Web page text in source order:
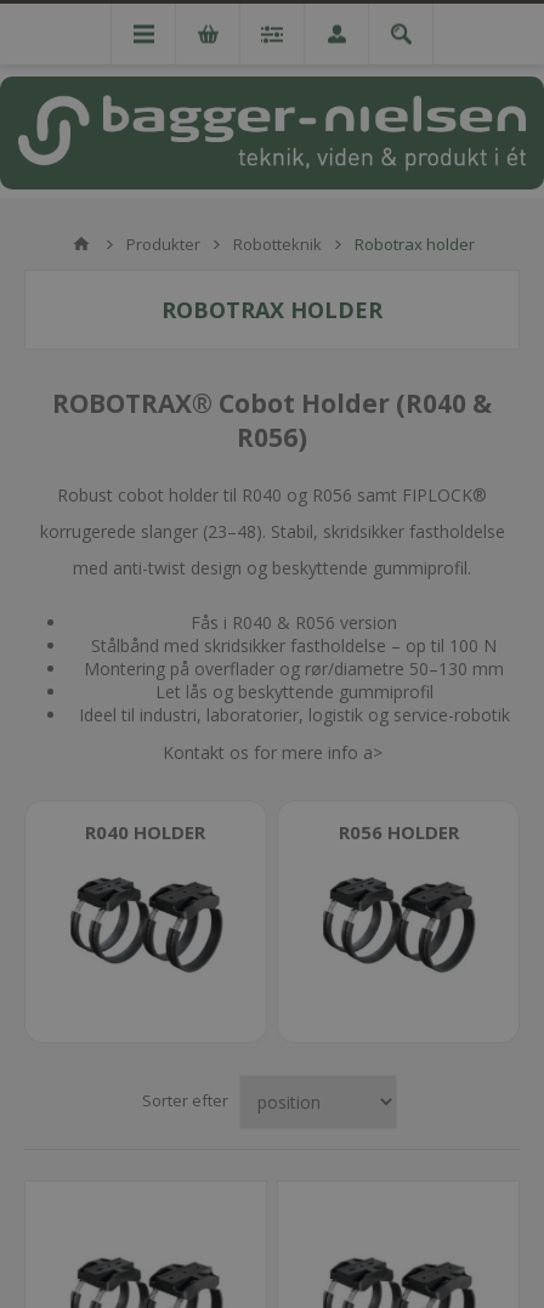
Produkter Robotteknik Robotrax holder
ROBOTRAX HOLDER
ROBOTRAX® Cobot Holder (R040 &
R056)
Robust cobot holder til R040 og R056 samt FIPLOCK®
korrugerede slanger (23–48). Stabil, skridsikker fastholdelse
med anti-twist design og beskyttende gummiprofil.
Fås i R040 & R056 version
Stålbånd med skridsikker fastholdelse – op til 100 N
Montering på overflader og rør/diametre 50–130 mm
Let lås og beskyttende gummiprofil
Ideel til industri, laboratorier, logistik og service-robotik
Kontakt os for mere info a>
R040 HOLDER R056 HOLDER
Sorter efter